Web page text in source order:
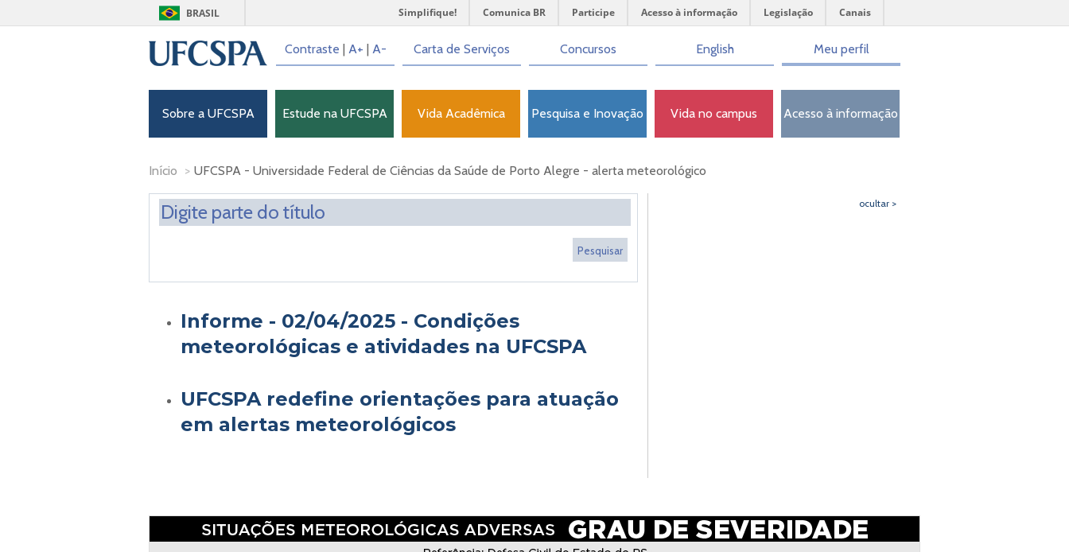
BRASIL Simplifique! Comunica BR Participe Acesso à informação Legislação Canais
Contraste | A+ | A- Carta de Serviços Concursos English Meu perfil
Sobre a UFCSPA Estude na UFCSPA Vida Acadêmica Pesquisa e Inovação Vida no campus Acesso à informação
Início > UFCSPA - Universidade Federal de Ciências da Saúde de Porto Alegre - alerta meteorológico
Informe - 02/04/2025 - Condições
meteorológicas e atividades na UFCSPA
UFCSPA redefine orientações para atuação
em alertas meteorológicos
ocultar >